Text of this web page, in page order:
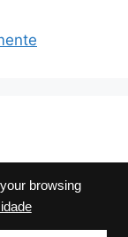
browsing